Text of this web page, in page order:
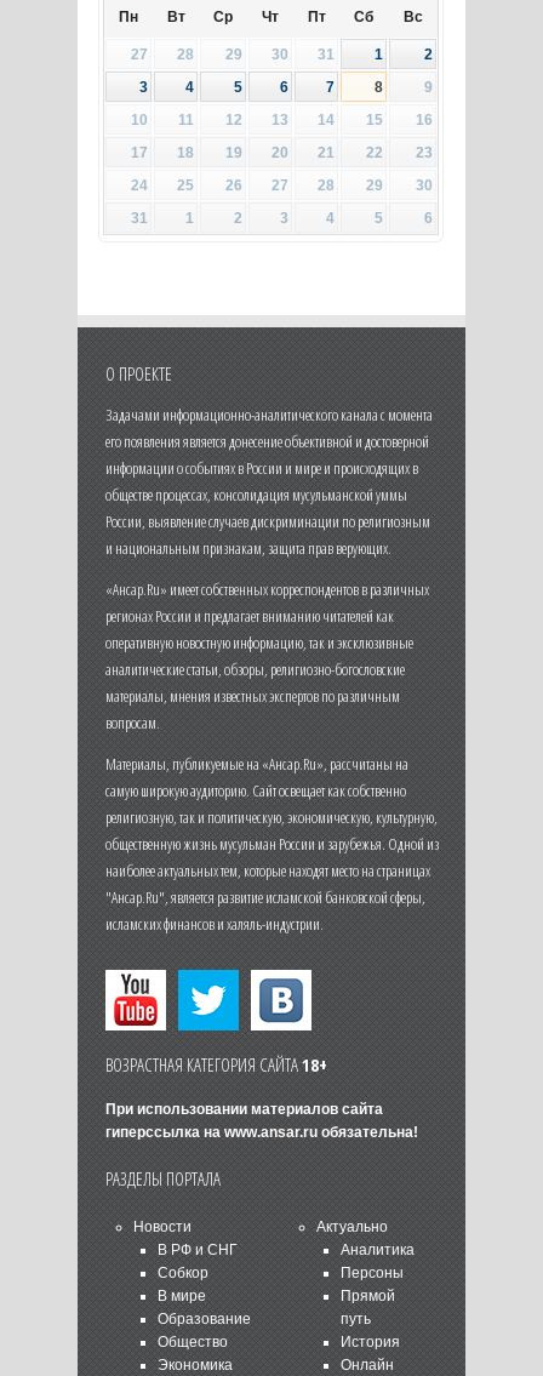
Пн Вт Ср Чт Пт Сб Вс
27 28 29 30 31 1
2
3
4 5 6 7 8
9
10
11 12 13 14 15
16
17
18 19 20 21 22
23
24
25 26 27 28 29
30
31
1 2 3 4 5 6
О ПРОЕКТЕ
Задачами информационно-аналитического канала с момента
его появления является донесение объективной и достоверной
информации о событиях в России и мире и происходящих в
обществе процессах, консолидация мусульманской уммы
России, выявление случаев дискриминации по религиозным
и национальным признакам, защита прав верующих.
«Ансар.Ru» имеет собственных корреспондентов в различных
регионах России и предлагает вниманию читателей как
оперативную новостную информацию, так и эксклюзивные
аналитические статьи, обзоры, религиозно-богословские
материалы, мнения известных экспертов по различным
вопросам.
Материалы, публикуемые на «Ансар.Ru», рассчитаны на
самую широкую аудиторию. Сайт освещает как собственно
религиозную, так и политическую, экономическую, культурную,
общественную жизнь мусульман России и зарубежья. Одной из
наиболее актуальных тем, которые находят место на страницах
"Ансар.Ru", является развитие исламской банковской сферы,
исламских финансов и халяль-индустрии.
ВОЗРАСТНАЯ КАТЕГОРИЯ САЙТА18+
При использовании материалов сайта
гиперссылка на www.ansar.ruобязательна!
РАЗДЕЛЫ ПОРТАЛА
Новости
В РФ и СНГ
Собкор
В мире
Образование
Общество
Экономика
Актуально
Аналитика
Персоны
Прямой
путь
История
Онлайн